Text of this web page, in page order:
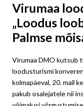
Virumaa
„Loodus
Palmse
Virumaa DMO kutsub
loodusturismi
kolmapäeval, 20. mail
pakub osalejatele nii